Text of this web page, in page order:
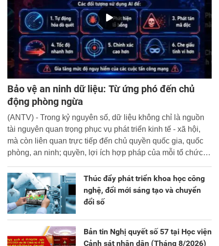
Bảo vệ an ninh dữ liệu: Từ ứng phó đến chủ
động phòng ngừa
(ANTV) - Trong kỷ nguyên số, dữ liệu không chỉ là nguồn
tài nguyên quan trọng phục vụ phát triển kinh tế - xã hội,
mà còn liên quan trực tiếp đến chủ quyền quốc gia, quốc
phòng, an ninh; quyền, lợi ích hợp pháp của mỗi tổ chức,
Thúc đẩy phát triển khoa học công
nghệ, đổi mới sáng tạo và chuyển
đổi số
Bản tin Nghị quyết số 57 tại Học viện
Cảnh sát nhân dân (Tháng 8/2026)